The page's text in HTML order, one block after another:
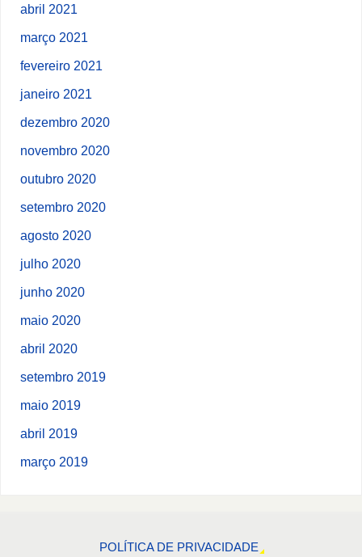
abril 2021
março 2021
fevereiro 2021
janeiro 2021
dezembro 2020
novembro 2020
outubro 2020
setembro 2020
agosto 2020
julho 2020
junho 2020
maio 2020
abril 2020
setembro 2019
maio 2019
abril 2019
março 2019
POLÍTICA DE PRIVACIDADE